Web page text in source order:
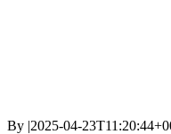
By |2025-04-